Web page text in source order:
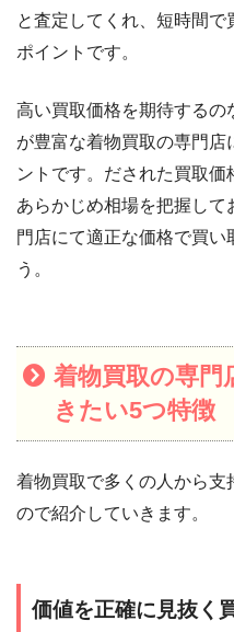
と査定してくれ、短時間
ポイントです。
高い買取価格を期待する
が豊富な着物買取の専門店
ントです。だされた買取価
あらかじめ相場を把握し
門店にて適正な価格で買い
う。
着物買取の専門
きたい5つ特徴
着物買取で多くの人から支
ので紹介していきます。
価値を正確に見抜く